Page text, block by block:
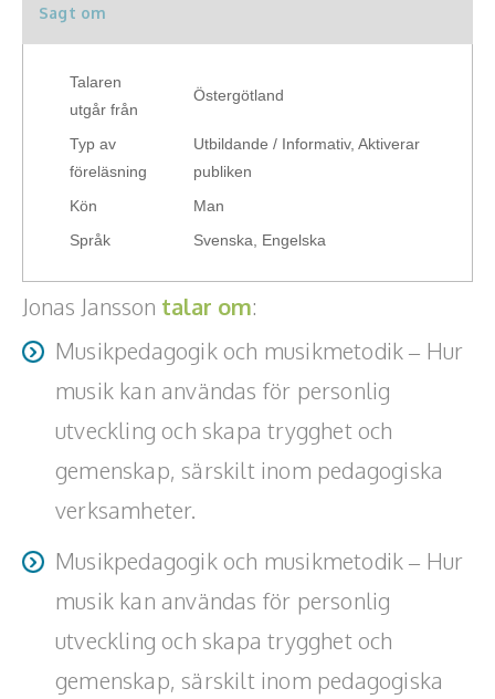
Teamwork, teambuilding, relationer
Kända personer
Företagsledare
Författare
Kända musiker
Skådespelare
Alla talare
Alla ämnen
personlig utveckling, trygghet och gemenskap.
Föredraget skräddarsys efter kundens önskemål och
omfattar 2-3 timmar.
Musik i pedagogiska verksamheter: Pedagogik, metodik
och forskning om hur musik kan användas som verktyg för
Föredraget skräddarsys efter kundens önskemål och
mobbning, psykisk ohälsa, musikutövande eller skola.
Sagt om
Talaren
utgår från
Östergötland
Typ av
föreläsning
Utbildande / Informativ, Aktiverar
publiken
Kön
Man
Språk
Svenska, Engelska
Jonas Jansson talar om:
Musikpedagogik och musikmetodik – Hur
musik kan användas för personlig
utveckling och skapa trygghet och
gemenskap, särskilt inom pedagogiska
verksamheter.
Musikpedagogik och musikmetodik – Hur
musik kan användas för personlig
utveckling och skapa trygghet och
gemenskap, särskilt inom pedagogiska